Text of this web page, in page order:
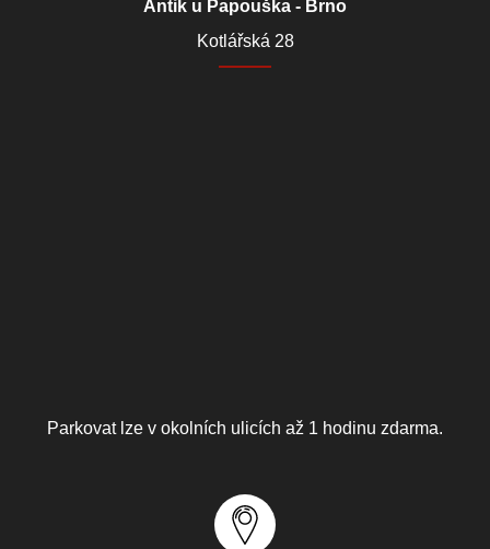
Antik u Papouška - Brno
Kotlářská 28
Parkovat lze v okolních ulicích až 1 hodinu zdarma.